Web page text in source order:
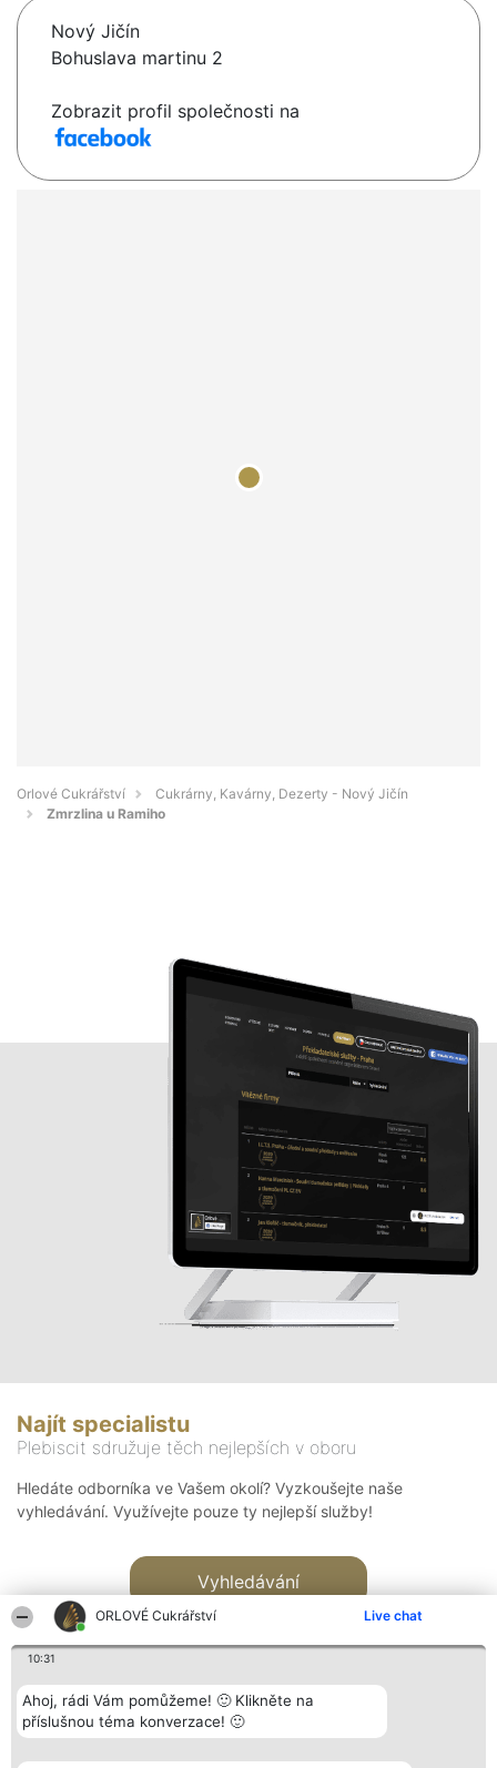
ORLOVÉ Cukrářství Live chat
10:31
Ahoj, rádi Vám pomůžeme! 🙂 Klikněte na
příslušnou téma konverzace! 🙂
Nový Jičín
Bohuslava martinu 2
Zobrazit profil společnosti na
Orlové Cukrářství
Cukrárny, Kavárny, Dezerty - Nový Jičín
Zmrzlina u Ramiho
Najít specialistu
Plebiscit sdružuje těch nejlepších v oboru
Hledáte odborníka ve Vašem okolí? Vyzkoušejte naše
vyhledávání. Využívejte pouze ty nejlepší služby!
Vyhledávání
Bright Side Solutions sp. z o. Vítězové Kontakt